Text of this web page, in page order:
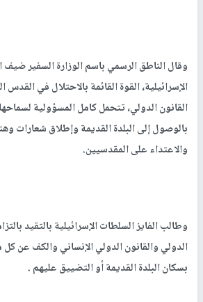
وقال الناطق الرسمي باسم الوزارة السفير ضيف
الإسرائيلية، القوة القائمة بالاحتلال في
القانون الدولي، تتحمل كامل المسؤولية
بالوصول إلى البلدة القديمة وإطلاق شعارات
والاعتداء على المقدسيين.
وطالب الفايز السلطات الإسرائيلية بالتقيد
الدولي والقانون الدولي الإنساني والكف عن
بسكان البلدة القديمة أو التضييق عليهم .